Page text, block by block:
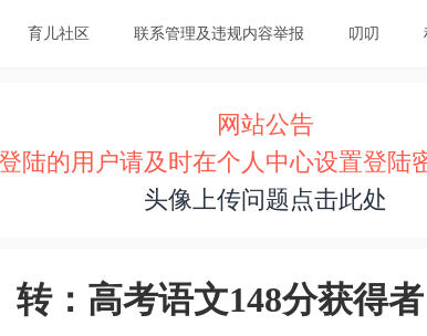
育儿社区 联系管理及违规内容举报 叨叨
网站公告
陆的用户请及时在个人中心设置登陆
头像上传问题点击此处
转：高考语文148分获得